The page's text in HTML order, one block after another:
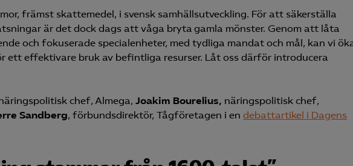
främst skattemedel, i svensk samhällsutveckling. För att säkerställa
är det dock dags att våga bryta gamla mönster. Genom att låta
och fokuserade specialenheter, med tydliga mandat och mål, kan vi
ett effektivare bruk av befintliga resurser. Låt oss därför introducera
chef, Almega, Joakim Bourelius, näringspolitisk chef,
Sandberg, förbundsdirektör, Tågföretagen i en debattartikel i Dagens